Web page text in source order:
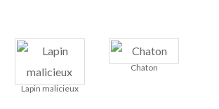
Lapin malicieux
Chaton